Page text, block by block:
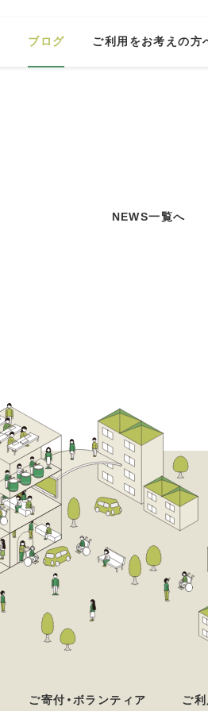
ブログ ご利用をお考えの方
NEWS一覧へ
ご寄付・ボランティア ご